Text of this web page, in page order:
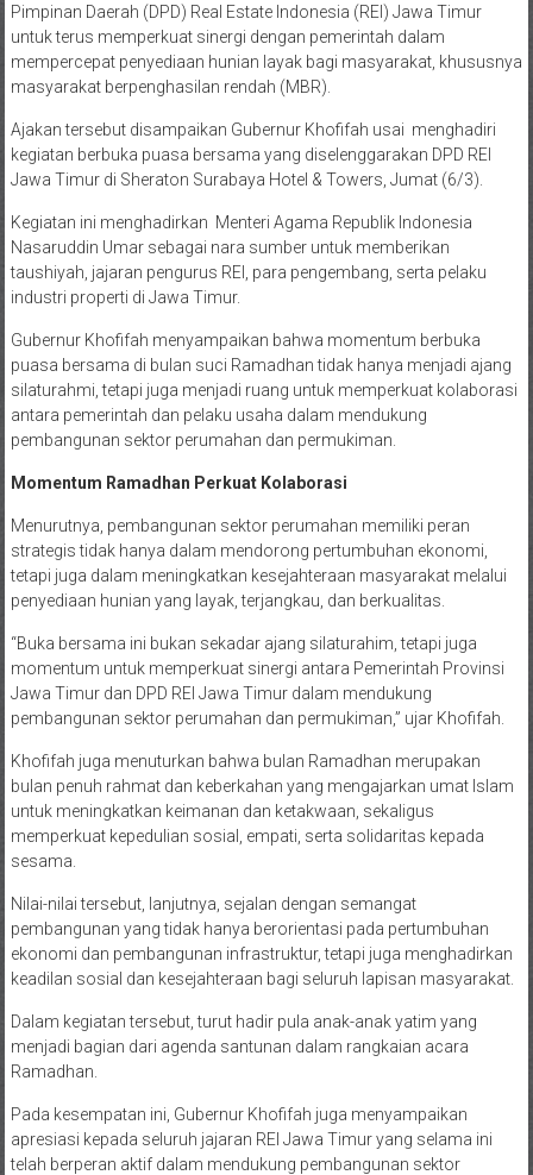
Pimpinan Daerah (DPD) Real Estate Indonesia (REI) Jawa Timur
untuk terus memperkuat sinergi dengan pemerintah dalam
mempercepat penyediaan hunian layak bagi masyarakat, khususnya
masyarakat berpenghasilan rendah (MBR).
Ajakan tersebut disampaikan Gubernur Khofifah usai menghadiri
kegiatan berbuka puasa bersama yang diselenggarakan DPD REI
Jawa Timur di Sheraton Surabaya Hotel & Towers, Jumat (6/3).
Kegiatan ini menghadirkan Menteri Agama Republik Indonesia
Nasaruddin Umar sebagai nara sumber untuk memberikan
taushiyah, jajaran pengurus REI, para pengembang, serta pelaku
industri properti di Jawa Timur.
Gubernur Khofifah menyampaikan bahwa momentum berbuka
puasa bersama di bulan suci Ramadhan tidak hanya menjadi ajang
silaturahmi, tetapi juga menjadi ruang untuk memperkuat kolaborasi
antara pemerintah dan pelaku usaha dalam mendukung
pembangunan sektor perumahan dan permukiman.
Momentum Ramadhan Perkuat Kolaborasi
Menurutnya, pembangunan sektor perumahan memiliki peran
strategis tidak hanya dalam mendorong pertumbuhan ekonomi,
tetapi juga dalam meningkatkan kesejahteraan masyarakat melalui
penyediaan hunian yang layak, terjangkau, dan berkualitas.
“Buka bersama ini bukan sekadar ajang silaturahim, tetapi juga
momentum untuk memperkuat sinergi antara Pemerintah Provinsi
Jawa Timur dan DPD REI Jawa Timur dalam mendukung
pembangunan sektor perumahan dan permukiman,” ujar Khofifah.
Khofifah juga menuturkan bahwa bulan Ramadhan merupakan
bulan penuh rahmat dan keberkahan yang mengajarkan umat Islam
untuk meningkatkan keimanan dan ketakwaan, sekaligus
memperkuat kepedulian sosial, empati, serta solidaritas kepada
sesama.
Nilai-nilai tersebut, lanjutnya, sejalan dengan semangat
pembangunan yang tidak hanya berorientasi pada pertumbuhan
ekonomi dan pembangunan infrastruktur, tetapi juga menghadirkan
keadilan sosial dan kesejahteraan bagi seluruh lapisan masyarakat.
Dalam kegiatan tersebut, turut hadir pula anak-anak yatim yang
menjadi bagian dari agenda santunan dalam rangkaian acara
Ramadhan.
Pada kesempatan ini, Gubernur Khofifah juga menyampaikan
apresiasi kepada seluruh jajaran REI Jawa Timur yang selama ini
telah berperan aktif dalam mendukung pembangunan sektor